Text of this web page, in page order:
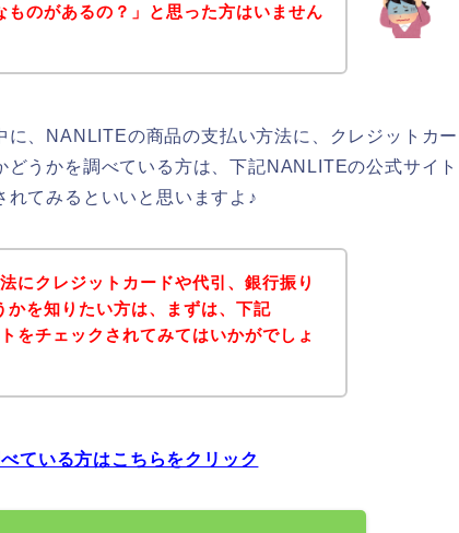
ものがあるの？」と思った方はいません
に、NANLITEの商品の支払い方法に、クレジットカー
どうかを調べている方は、下記NANLITEの公式サイト
てみるといいと思いますよ♪
にクレジットカードや代引、銀行振り
かを知りたい方は、まずは、下記
をチェックされてみてはいかがでしょ
ている方はこちらをクリック